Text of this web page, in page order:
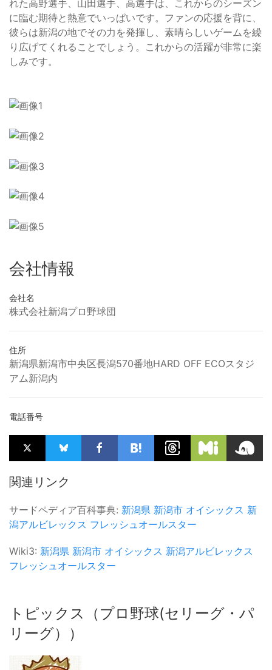
れた高野選手、山田選手、高選手は、これからのシーズン
に臨む期待と熱意でいっぱいです。ファンの応援を背に、
彼らは新潟の地でその力を発揮し、素晴らしいゲームを繰
り広げてくれることでしょう。これからの活躍が非常に楽
しみです。
会社情報
会社名
株式会社新潟プロ野球団
住所
新潟県新潟市中央区長潟570番地HARD OFF ECOスタジ
アム新潟内
電話番号
関連リンク
サードペディア百科事典: 新潟県 新潟市 オイシックス 新
潟アルビレックス フレッシュオールスター
Wiki3: 新潟県 新潟市 オイシックス 新潟アルビレックス
フレッシュオールスター
トピックス（プロ野球(セリーグ・パ
リーグ））